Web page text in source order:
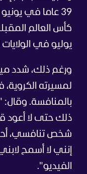
39 عاما في
يوليو في
ورغم ذلك، شدد
لمسيرته
بالمنافسة. وقال:
ذلك حتى لا أعود
شخص تنافسي،
إنني لا أسمح
الفيديو".